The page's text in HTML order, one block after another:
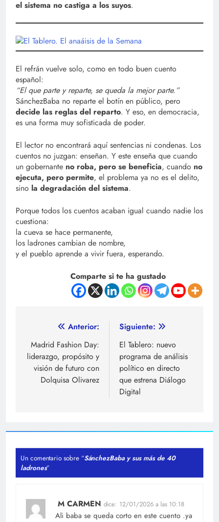
el sistema no castiga a los suyos.
El refrán vuelve solo, como en todo buen cuento
español:
“El que parte y reparte, se queda la mejor parte.”
SánchezBaba no reparte el botín en público, pero
decide las reglas del reparto. Y eso, en democracia,
es una forma muy sofisticada de poder.
El lector no encontrará aquí sentencias ni condenas. Los
cuentos no juzgan: enseñan. Y este enseña que cuando
un gobernante no roba, pero se beneficia, cuando no
ejecuta, pero permite, el problema ya no es el delito,
sino la degradación del sistema.
Porque todos los cuentos acaban igual cuando nadie los
cuestiona:
la cueva se hace permanente,
los ladrones cambian de nombre,
y el pueblo aprende a vivir fuera, esperando.
Comparte si te ha gustado
Navegación
de
entradas
Anterior:
Madrid Fashion Day:
liderazgo, propósito y
visión de futuro con
Dolquisa Olivarez
Siguiente:
El Tablero: nuevo
programa de análisis
político en directo
que estrena Diálogo
Digital
Un comentario sobre “SánchezBaba y sus más de 40
ladrones”
M CARMEN dice: 12/01/2026 a las 10:18
Ali baba se queda corto en este cuento .ya